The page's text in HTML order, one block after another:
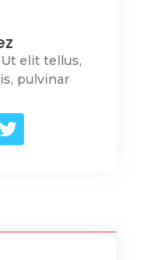
elit tellus,
pulvinar